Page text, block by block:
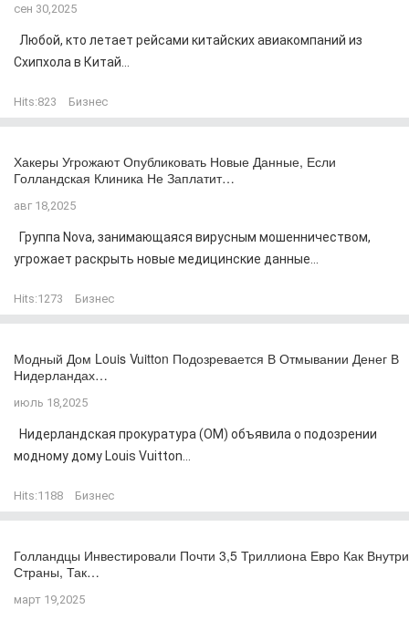
сен 30,2025
Любой, кто летает рейсами китайских авиакомпаний из
Схипхола в Китай...
Hits:823 Бизнес
Хакеры Угрожают Опубликовать Новые Данные, Если
Голландская Клиника Не Заплатит…
авг 18,2025
Группа Nova, занимающаяся вирусным мошенничеством,
угрожает раскрыть новые медицинские данные...
Hits:1273 Бизнес
Модный Дом Louis Vuitton Подозревается В Отмывании Денег В
Нидерландах…
июль 18,2025
Нидерландская прокуратура (OM) объявила о подозрении
модному дому Louis Vuitton...
Hits:1188 Бизнес
Голландцы Инвестировали Почти 3,5 Триллиона Евро Как Внутри
Страны, Так…
март 19,2025